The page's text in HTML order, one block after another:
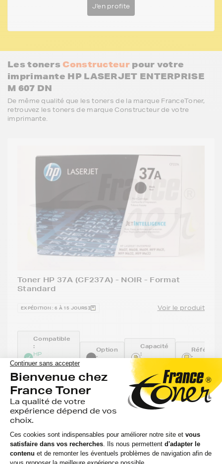
J'en profite
Les toners Constructeurpour votre
imprimante HP LASERJET ENTERPRISE
M 607 DN
De même qualité que les toners de la marque FranceToner,
retrouvez les toners de marque Constructeur de votre
imprimante.
Toner HP 37A (CF237A) - NOIR - Format
Standard
EXPÉDITION : 6 À 15 JOURS Voir le produit
Compatible
:
HP
LASERJET
ENTERPRISE
M 607 DN
Option
:
Capacité
:
11 000
:
201,45 €
+